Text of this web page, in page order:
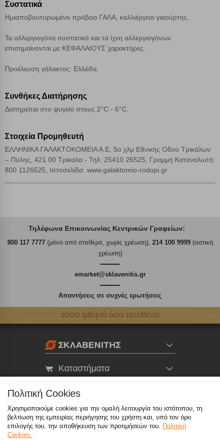
Συστατικά
Ημιαποβουτυρωμένο πρόβειο ΓΑΛΑ, καλλιέργεια γιαούρτης.
Τα αλλεργιογόνα συστατικά και τα ίχνη αλλεργιογόνων
επισημαίνονται με ΚΕΦΑΛΑΙΟΥΣ χαρακτήρες.
Προέλευση γάλακτος: Ελλάδα.
Συνθήκες Διατήρησης
Διατηρείται στο ψυγείο στους 2°C - 6°C.
Στοιχεία Προμηθευτή
ΕΛΛΗΝΙΚΑ ΓΑΛΑΚΤΟΚΟΜΕΙΑ Α.Ε, 5ο χλμ Εθνικής Οδού Τρικάλων
– Πύλης, 421 00 Τρίκαλα - Τηλ: 25410 26525, Γραμμή Καταναλωτή:
800 1126525, Ιστοσελίδα: www.galaktomio-rodopi.gr
Τηλέφωνα Επικοινωνίας Κεντρικών Γραφείων:
800 117 7777(μόνο από σταθερό, χωρίς χρέωση), 214 100 9999(αστική
χρέωση)
emarket@sklavenitis.gr
Απαντήσεις σε συχνές ερωτήσεις
τόσο φθηνά όσο πουθενά
Καταστήματα
eMarket
800 117 7777 (μόνο από σταθερό, χωρίς χρέωση),
Πολιτική Cookies
Χρησιμοποιούμε cookies για την ομαλή λειτουργία του ιστότοπου, τη
βελτίωση της εμπειρίας περιήγησης του χρήστη και, υπό τον όρο
επιλογής του, την αποθήκευση των προτιμήσεών του. Πολιτική
Cookies.
Αποδοχή όλων